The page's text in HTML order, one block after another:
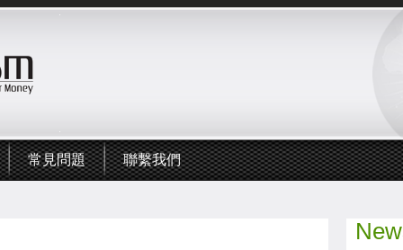
常見問題 聯繫我們